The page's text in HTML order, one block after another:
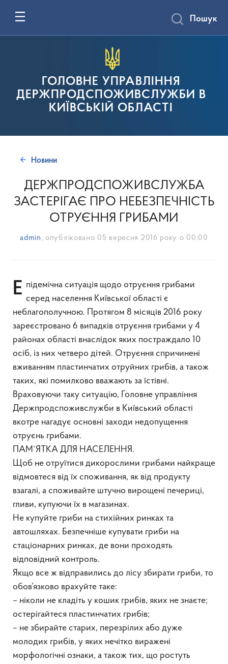
ГОЛОВНЕ УПРАВЛІННЯ
ДЕРЖПРОДСПОЖИВСЛУЖБИ В
КИЇВСЬКІЙ ОБЛАСТІ
Пошук
Новини
ДЕРЖПРОДСПОЖИВСЛУЖБА
ЗАСТЕРІГАЄ ПРО НЕБЕЗПЕЧНІСТЬ
ОТРУЄННЯ ГРИБАМИ
admin , опубліковано 05 вересня 2016 року о 00:00
Епідемічна ситуація щодо отруєння грибами серед населення Київської області є
неблагополучною. Протягом 8 місяців 2016 року
зареєстровано 6 випадків отруєння грибами у 4
районах області внаслідок яких постраждало 10
осіб, із них четверо дітей. Отруєння спричинені
вживанням пластинчатих отруйних грибів, а також
таких, які помилково вважають за їстівні.
Враховуючи таку ситуацію, Головне управління
Держпродспоживслужби в Київський області
вкотре нагадує основні заходи недопущення
отруєнь грибами.
ПАМ`ЯТКА ДЛЯ НАСЕЛЕННЯ.
Щоб не отруїтися дикорослими грибами найкраще
відмовтеся від їх споживання, як від продукту
взагалі, а споживайте штучно вирощені печериці,
гливи, купуючи їх в магазинах.
Не купуйте гриби на стихійних ринках та
автошляхах. Безпечніше купувати гриби на
стаціонарних ринках, де вони проходять
відповідний контроль.
Якщо все ж відправились до лісу збирати гриби, то
обов’язково врахуйте таке:
– ніколи не кладіть у кошик грибів, яких не знаєте;
остерігайтеся пластинчатих грибів;
– не збирайте старих, перезрілих або дуже
молодих грибів, у яких нечітко виражені
морфологічні ознаки, а також тих, що ростуть